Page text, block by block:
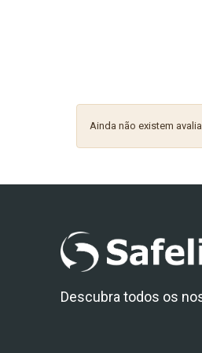
Ainda não existem
Descubra todos os